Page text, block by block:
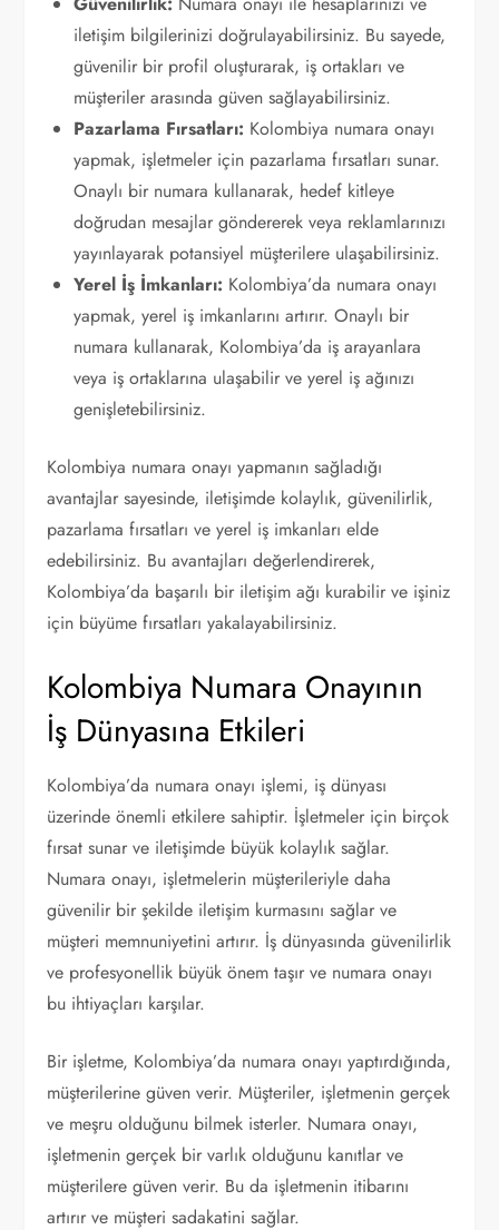
iletişim bilgilerinizi doğrulayabilirsiniz. Bu sayede,
güvenilir bir profil oluşturarak, iş ortakları ve
müşteriler arasında güven sağlayabilirsiniz.
Pazarlama Fırsatları: Kolombiya numara onayı
yapmak, işletmeler için pazarlama fırsatları sunar.
Onaylı bir numara kullanarak, hedef kitleye
doğrudan mesajlar göndererek veya reklamlarınızı
yayınlayarak potansiyel müşterilere ulaşabilirsiniz.
Yerel İş İmkanları: Kolombiya’da numara onayı
yapmak, yerel iş imkanlarını artırır. Onaylı bir
numara kullanarak, Kolombiya’da iş arayanlara
veya iş ortaklarına ulaşabilir ve yerel iş ağınızı
genişletebilirsiniz.
Kolombiya numara onayı yapmanın sağladığı
avantajlar sayesinde, iletişimde kolaylık, güvenilirlik,
pazarlama fırsatları ve yerel iş imkanları elde
edebilirsiniz. Bu avantajları değerlendirerek,
Kolombiya’da başarılı bir iletişim ağı kurabilir ve işiniz
için büyüme fırsatları yakalayabilirsiniz.
Kolombiya Numara Onayının
İş Dünyasına Etkileri
Kolombiya’da numara onayı işlemi, iş dünyası
üzerinde önemli etkilere sahiptir. İşletmeler için birçok
fırsat sunar ve iletişimde büyük kolaylık sağlar.
Numara onayı, işletmelerin müşterileriyle daha
güvenilir bir şekilde iletişim kurmasını sağlar ve
müşteri memnuniyetini artırır. İş dünyasında güvenilirlik
ve profesyonellik büyük önem taşır ve numara onayı
bu ihtiyaçları karşılar.
Bir işletme, Kolombiya’da numara onayı yaptırdığında,
müşterilerine güven verir. Müşteriler, işletmenin gerçek
ve meşru olduğunu bilmek isterler. Numara onayı,
işletmenin gerçek bir varlık olduğunu kanıtlar ve
müşterilere güven verir. Bu da işletmenin itibarını
artırır ve müşteri sadakatini sağlar.